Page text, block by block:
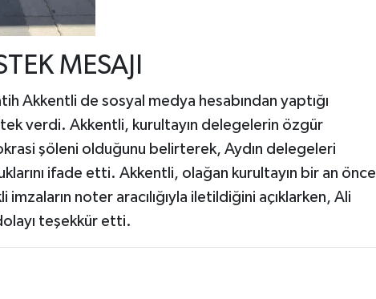
MESAJI
Akkentli de sosyal medya hesabından yaptığı
verdi. Akkentli, kurultayın delegelerin özgür
şöleni olduğunu belirterek, Aydın delegeleri
ifade etti. Akkentli, olağan kurultayın bir an önce
noter aracılığıyla iletildiğini açıklarken, Ali
teşekkür etti.